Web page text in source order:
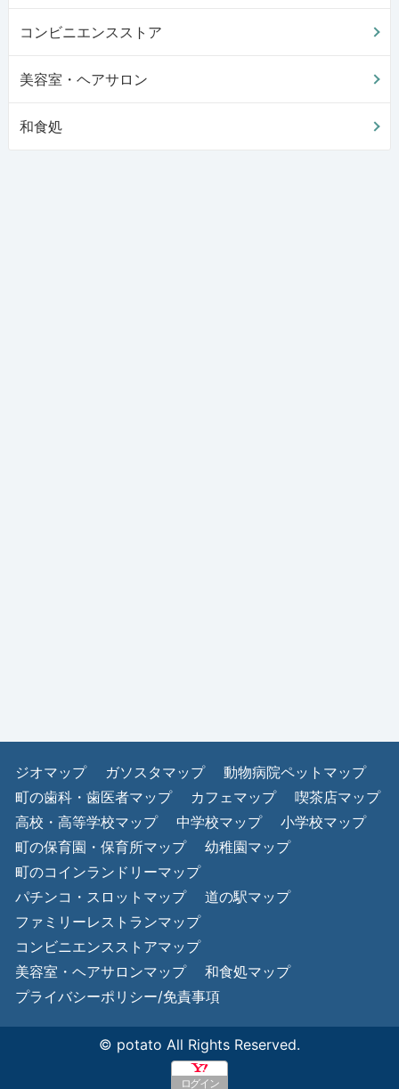
コンビニエンスストア
美容室・ヘアサロン
和食処
ジオマップ ガソスタマップ
動物病院ペットマップ
町の歯科・歯医者マップ
カフェマップ
喫茶店マップ
高校・高等学校マップ
中学校マップ
小学校マップ
町の保育園・保育所マップ
幼稚園マップ
町のコインランドリーマップ
パチンコ・スロットマップ
道の駅マップ
ファミリーレストランマップ
コンビニエンスストアマップ
美容室・ヘアサロンマップ
和食処マップ
プライバシーポリシー/免責事項
© potato All Rights Reserved.